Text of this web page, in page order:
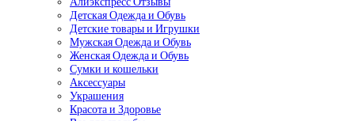
Детская Одежда и Обувь
Детские товары и Игрушки
Мужская Одежда и Обувь
Женская Одежда и Обувь
Сумки и кошельки
Аксессуары
Украшения
Красота и Здоровье